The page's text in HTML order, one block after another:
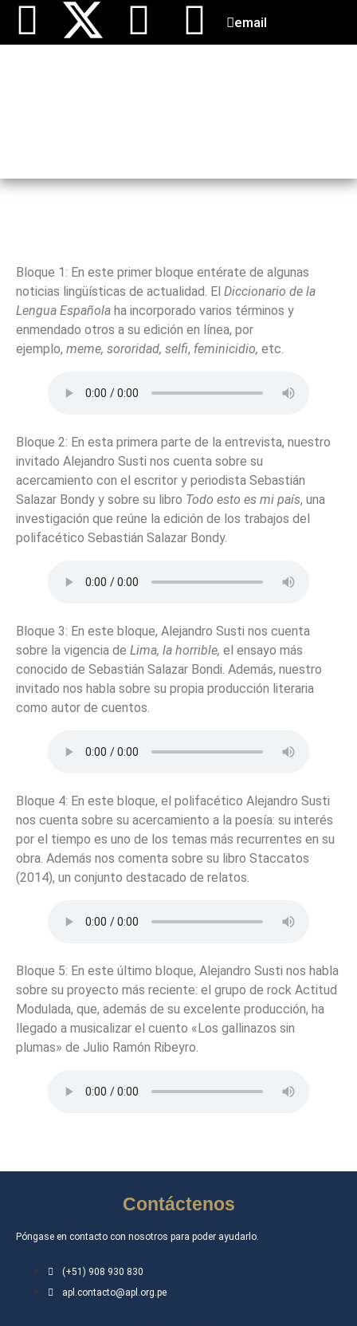
email
Bloque 1: En este primer bloque entérate de algunas
noticias lingüísticas de actualidad. El Diccionario de la
Lengua Española ha incorporado varios términos y
enmendado otros a su edición en línea, por
ejemplo, meme, sororidad, selfi, feminicidio, etc.
Bloque 2: En esta primera parte de la entrevista, nuestro
invitado Alejandro Susti nos cuenta sobre su
acercamiento con el escritor y periodista Sebastián
Salazar Bondy y sobre su libro Todo esto es mi país, una
investigación que reúne la edición de los trabajos del
polifacético Sebastián Salazar Bondy.
Bloque 3: En este bloque, Alejandro Susti nos cuenta
sobre la vigencia de Lima, la horrible, el ensayo más
conocido de Sebastián Salazar Bondi. Además, nuestro
invitado nos habla sobre su propia producción literaria
como autor de cuentos.
Bloque 4: En este bloque, el polifacético Alejandro Susti
nos cuenta sobre su acercamiento a la poesía: su interés
por el tiempo es uno de los temas más recurrentes en su
obra. Además nos comenta sobre su libro Staccatos
(2014), un conjunto destacado de relatos.
Bloque 5: En este último bloque, Alejandro Susti nos habla
sobre su proyecto más reciente: el grupo de rock Actitud
Modulada, que, además de su excelente producción, ha
llegado a musicalizar el cuento «Los gallinazos sin
plumas» de Julio Ramón Ribeyro.
Contáctenos
Póngase en contacto con nosotros para poder ayudarlo.
(+51) 908 930 830
apl.contacto@apl.org.pe